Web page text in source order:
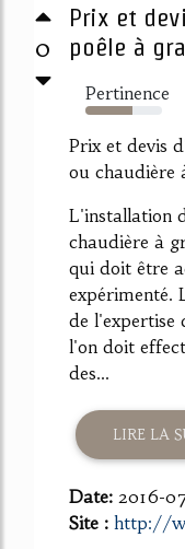
0
Prix et
poêle à
Pertinence
61%
Prix et devis
ou chaudière
L'installation
chaudière à
qui doit être
expérimenté.
de l'expertise
l'on doit
des...
LIRE LA
Date: 2016-
Site : http://